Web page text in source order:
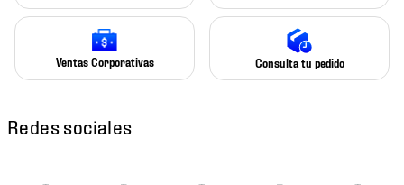
Ventas Corporativas Consulta tu pedido
Redes sociales